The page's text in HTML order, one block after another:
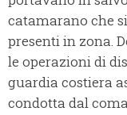
catamarano che
presenti in zona.
le operazioni di
guardia costiera
condotta dal